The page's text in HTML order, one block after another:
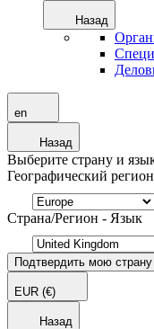
Назад
en
Назад
Выберите страну и
Географический регион
Страна/Регион - Язык
Подтвердить мою
EUR (€)
Назад